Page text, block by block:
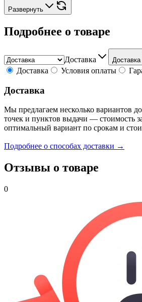
Развернуть
Подробнее о товаре
Доставка Доставка
Доставка Условия оплаты
Доставка
Мы предлагаем несколько вариантов
точек и пунктов выдачи — стоимость
оптимальный вариант по срокам и
Подробнее о способах доставки →
Отзывы о товаре
0